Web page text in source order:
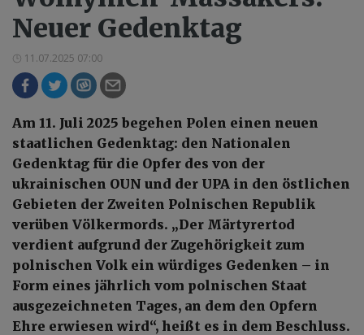
Neuer Gedenktag
11.07.2025 07:00
Am 11. Juli 2025 begehen Polen einen neuen
staatlichen Gedenktag: den Nationalen
Gedenktag für die Opfer des von der
ukrainischen OUN und der UPA in den östlichen
Gebieten der Zweiten Polnischen Republik
verüben Völkermords. „Der Märtyrertod
verdient aufgrund der Zugehörigkeit zum
polnischen Volk ein würdiges Gedenken – in
Form eines jährlich vom polnischen Staat
ausgezeichneten Tages, an dem den Opfern
Ehre erwiesen wird“, heißt es in dem Beschluss.